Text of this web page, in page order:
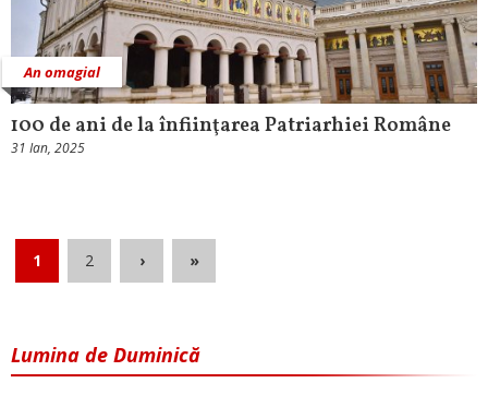
An omagial
100 de ani de la înfiinţarea Patriarhiei Române
31 Ian, 2025
1 2 › »
Lumina de Duminică